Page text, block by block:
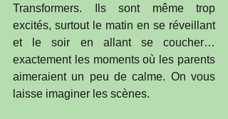
Transformers. Ils sont même trop
excités, surtout le matin en se réveillant
et le soir en allant se coucher…
exactement les moments où les parents
aimeraient un peu de calme. On vous
laisse imaginer les scènes.